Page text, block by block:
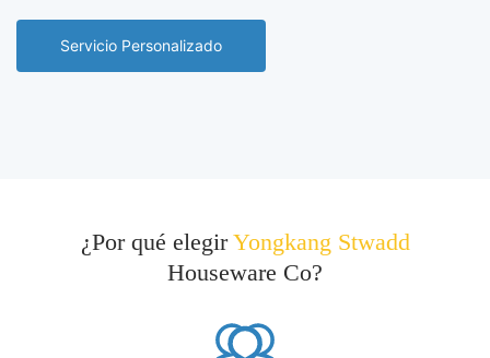
Servicio Personalizado
¿Por qué elegirYongkang Stwadd
Houseware Co?